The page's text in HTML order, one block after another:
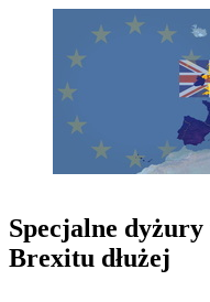
Specjalne
Brexitu dłużej